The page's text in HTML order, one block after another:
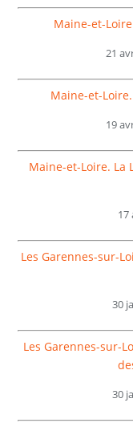
Maine-et-
21
Maine-et-
19
Maine-et-Loire. La
17
Les Garennes-sur-
30
Les Garennes-sur-
30